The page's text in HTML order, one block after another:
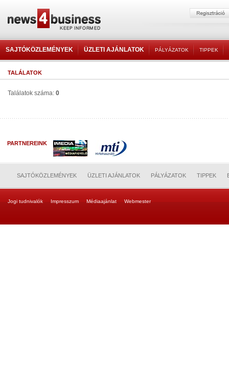
SAJTÓKÖZLEMÉNYEK ÜZLETI AJÁNLATOK PÁLYÁZATOK TIPPEK
TALÁLATOK
Találatok száma: 0
PARTNEREINK
SAJTÓKÖZLEMÉNYEK ÜZLETI AJÁNLATOK PÁLYÁZATOK TIPPEK
Jogi tudnivalók Impresszum Médiaajánlat Webmester